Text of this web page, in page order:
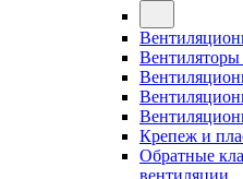
Крепеж и
Обратные
вентиляции